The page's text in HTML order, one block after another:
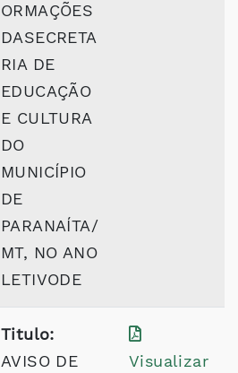
ORMAÇÕES
DASECRETA
RIA DE
EDUCAÇÃO
E CULTURA
DO
MUNICÍPIO
DE
PARANAÍTA/
MT, NO ANO
LETIVODE
Titulo:
AVISO DE
Visualizar